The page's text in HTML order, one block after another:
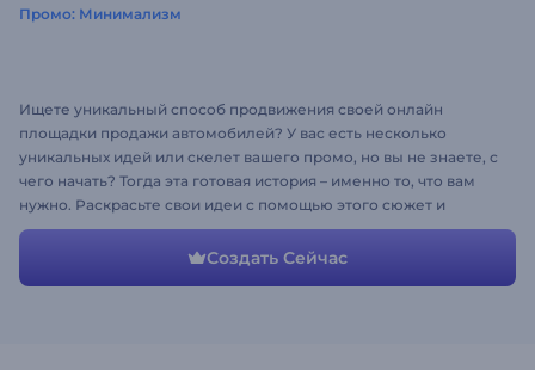
Промо: Минимализм
Ищете уникальный способ продвижения своей онлайн
площадки продажи автомобилей? У вас есть несколько
уникальных идей или скелет вашего промо, но вы не знаете, с
чего начать? Тогда эта готовая история – именно то, что вам
нужно. Раскрасьте свои идеи с помощью этого сюжет и
получите желаемый результат за считанные минуты.
Загрузите собственные изображения и видео, настройте
тексты, цвета и наслаждайтесь готовым видео!
Создать Сейчас